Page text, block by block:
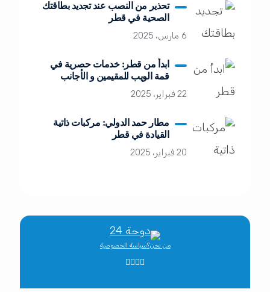
تحذير من النصب عند تجديد بطاقتك
الصحية في قطر
6 مارس، 2025
ابدأ من قطر: خدمات حصرية في
قمة الويب للمقيمين و الأجانب
22 فبراير، 2025
مطار حمد الدولي: مركبات ذاتية
القيادة في قطر
20 فبراير، 2025
من نحن؟سياسة الخصوصية